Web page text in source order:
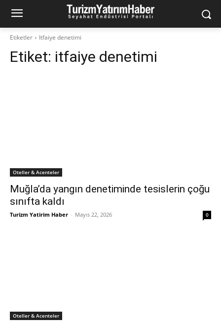
Etiketler Itfaiye denetimi
Etiket: itfaiye denetimi
Oteller & Acenteler
Muğla’da yangın denetiminde tesislerin çoğu
sınıfta kaldı
Turizm Yatirim Haber - Mayıs 22, 2026 0
Oteller & Acenteler